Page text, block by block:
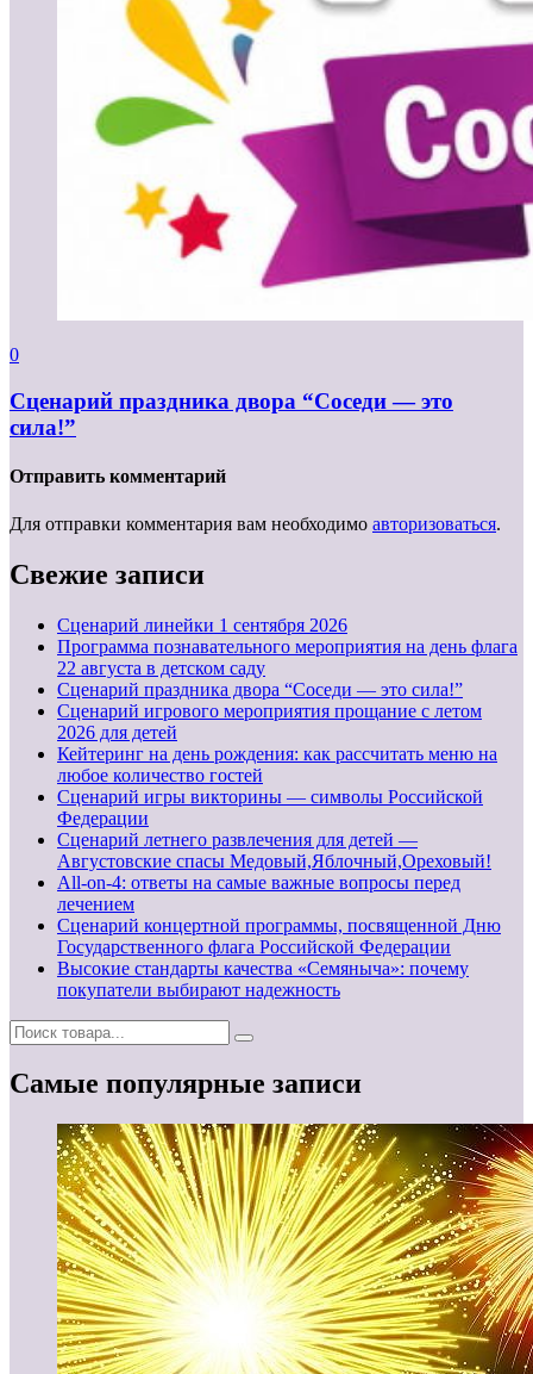
0
Сценарий праздника двора “Соседи — это
сила!”
Отправить комментарий
Для отправки комментария вам необходимо авторизоваться.
Свежие записи
Cценарий линейки 1 сентября 2026
Программа познавательного мероприятия на день флага
22 августа в детском саду
Сценарий праздника двора “Соседи — это сила!”
Сценарий игрового мероприятия прощание с летом
2026 для детей
Кейтеринг на день рождения: как рассчитать меню на
любое количество гостей
Сценарий игры викторины — символы Российской
Федерации
Сценарий летнего развлечения для детей —
Августовские спасы Медовый,Яблочный,Ореховый!
All-on-4: ответы на самые важные вопросы перед
лечением
Сценарий концертной программы, посвященной Дню
Государственного флага Российской Федерации
Высокие стандарты качества «Семяныча»: почему
покупатели выбирают надежность
Самые популярные записи